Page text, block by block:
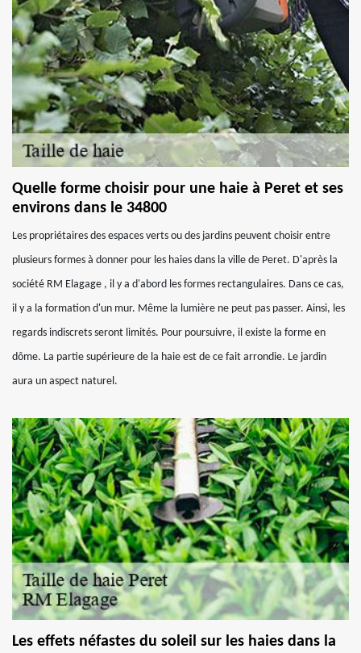
Quelle forme choisir pour une haie à Peret et ses
environs dans le 34800
Les propriétaires des espaces verts ou des jardins peuvent choisir entre
plusieurs formes à donner pour les haies dans la ville de Peret. D'après la
société RM Elagage , il y a d'abord les formes rectangulaires. Dans ce cas,
il y a la formation d'un mur. Même la lumière ne peut pas passer. Ainsi, les
regards indiscrets seront limités. Pour poursuivre, il existe la forme en
dôme. La partie supérieure de la haie est de ce fait arrondie. Le jardin
aura un aspect naturel.
Les effets néfastes du soleil sur les haies dans la